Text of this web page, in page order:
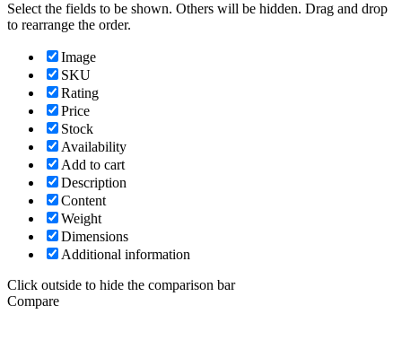
Select the fields to be shown. Others will be hidden. Drag and drop
to rearrange the order.
Image
SKU
Rating
Price
Stock
Availability
Add to cart
Description
Content
Weight
Dimensions
Additional information
Click outside to hide the comparison bar
Compare